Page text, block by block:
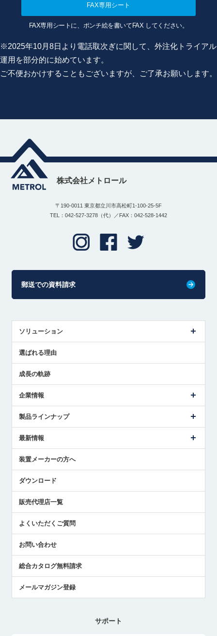
FAX専用シート
FAX専用シートに、ポンチ絵を書いてFAX してください。
※2025年10月8日より電話取次ぎに関して、外注化トライアル
運用を部分的に始めています。
ご不便おかけすることもございますが、ご了承お願いします。
株式会社メトロール
〒190-0011 東京都立川市高松町1-100-25-5F
TEL：042-527-3278（代）／FAX：042-528-1442
郵送での資料請求
ソリューション
解決策提案
選ばれる理由
成長の軌跡
企業情報
ごあいさつ
受賞履歴
採用情報
国/地域/言語
製品ラインナップ
ツールセッタ製品
エアマイクロセンサ製品
最新情報
メトロールの技術
社員ブログ
中小企業のBCP地震対策
センサのテクニカルガイド
社長ブログ
装置メーカーの方へ
ダウンロード
販売代理店一覧
よくいただくご質問
お問い合わせ
総合カタログ無料請求
メールマガジン登録
サポート